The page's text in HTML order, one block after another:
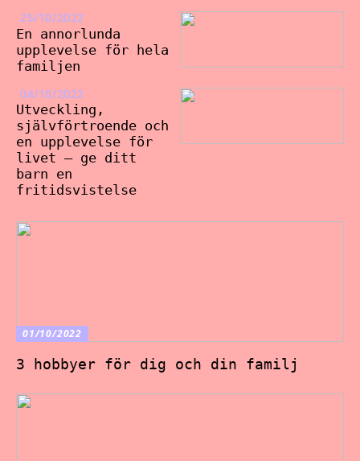
25/10/2022
En annorlunda
upplevelse för hela
familjen
04/10/2022
Utveckling,
självförtroende och
en upplevelse för
livet – ge ditt
barn en
fritidsvistelse
01/10/2022
3 hobbyer för dig och din familj